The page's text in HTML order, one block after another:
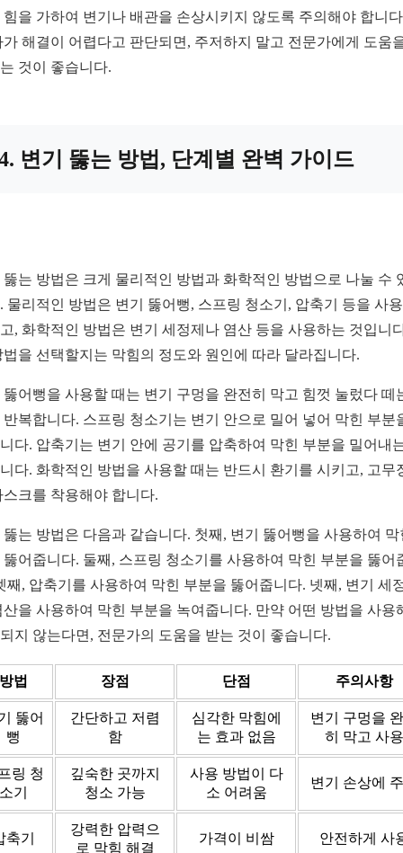
힘을 가하여 변기나 배관을 손상시키지 않도록 주의해야 합니
가 해결이 어렵다고 판단되면, 주저하지 말고 전문가에게 도움
것이 좋습니다.
변기 뚫는 방법, 단계별 완벽 가이드
뚫는 방법은 크게 물리적인 방법과 화학적인 방법으로 나눌 수
물리적인 방법은 변기 뚫어뻥, 스프링 청소기, 압축기 등을 사
, 화학적인 방법은 변기 세정제나 염산 등을 사용하는 것입니
법을 선택할지는 막힘의 정도와 원인에 따라 달라집니다.
뚫어뻥을 사용할 때는 변기 구멍을 완전히 막고 힘껏 눌렀다 떼
반복합니다. 스프링 청소기는 변기 안으로 밀어 넣어 막힌 부분
다. 압축기는 변기 안에 공기를 압축하여 막힌 부분을 밀어내
다. 화학적인 방법을 사용할 때는 반드시 환기를 시키고, 고무
스크를 착용해야 합니다.
뚫는 방법은 다음과 같습니다. 첫째, 변기 뚫어뻥을 사용하여 막
뚫어줍니다. 둘째, 스프링 청소기를 사용하여 막힌 부분을 뚫어
째, 압축기를 사용하여 막힌 부분을 뚫어줍니다. 넷째, 변기 세
산을 사용하여 막힌 부분을 녹여줍니다. 만약 어떤 방법을 사용
지 않는다면, 전문가의 도움을 받는 것이 좋습니다.
법 장점 단점 주의사항
뚫어
뻥
간단하고 저렴
함
심각한 막힘에
는 효과 없음
변기 구멍을
히 막고 사용
링 청
기
깊숙한 곳까지
청소 가능
사용 방법이 다
소 어려움
변기 손상에
축기
강력한 압력으
로 막힘 해결
가격이 비쌈 안전하게 사